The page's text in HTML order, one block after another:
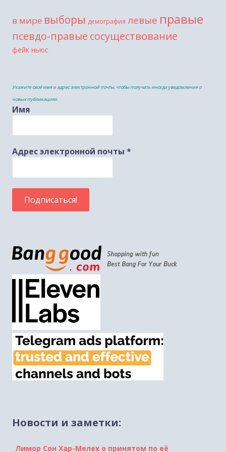
в мире выборы демография левые правые
псевдо-правые сосуществование
фейк ньюс
Укажите своё имя и адрес электронной почты, чтобы получать иногда уведомления о
новых публикациях.
Имя
Адрес электронной почты *
Новости и заметки:
Лимор Сон Хар-Мелех о принятом по её